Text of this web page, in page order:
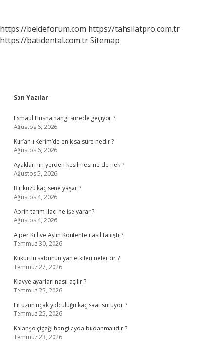
Geçer
https://beldeforum.com https://tahsilatpro.com.tr
https://batidental.com.trSitemap
Sidebar
Son Yazılar
Esmaül Hüsna hangi surede geçiyor ?
Ağustos 6, 2026
Kur’an-ı Kerim’de en kısa süre nedir ?
Ağustos 6, 2026
Ayaklarının yerden kesilmesi ne demek ?
Ağustos 5, 2026
Bir kuzu kaç sene yaşar ?
Ağustos 4, 2026
Aprin tarım ilacı ne işe yarar ?
Ağustos 4, 2026
Alper Kul ve Aylin Kontente nasıl tanıştı ?
Temmuz 30, 2026
Kükürtlü sabunun yan etkileri nelerdir ?
Temmuz 27, 2026
Klavye ayarları nasıl açılır ?
Temmuz 25, 2026
En uzun uçak yolculuğu kaç saat sürüyor ?
Temmuz 25, 2026
Kalanşo çiçeği hangi ayda budanmalıdır ?
Temmuz 23, 2026